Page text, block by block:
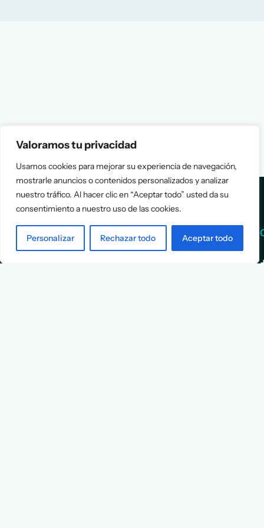
Valoramos tu privacidad
Usamos cookies para mejorar su experiencia de navegación,
mostrarle anuncios o contenidos personalizados y analizar
nuestro tráfico. Al hacer clic en “Aceptar todo” usted da su
consentimiento a nuestro uso de las cookies.
Personalizar Rechazar todo Aceptar todo
Services Info